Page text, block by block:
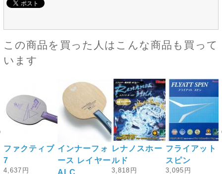
この商品を買った人はこんな商品も買って
います
ファクティブ
7
4,637円
インナーフォ
ース レイヤー
ALC
レナノスホー
ルド
3,818円
フライアット
スピン
3,095円